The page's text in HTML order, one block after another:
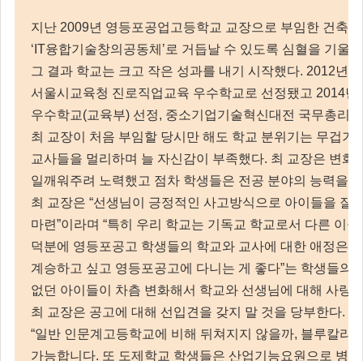
지난 2009년 영등포공업고등학교 교장으로 부임한 건축
‘IT융합기술창의공동체’로 거듭날 수 있도록 심혈을 기
그 결과 학교는 크고 작은 성과를 내기 시작했다. 2012년
서울시교육청 진로직업교육 우수학교로 선정됐고 2014
우수학교(교육부) 선정, 중소기업기술혁신대전 국무총리
최 교장이 처음 부임할 당시만 해도 학교 분위기는 무겁
교사들을 멀리하며 늘 자신감이 부족했다. 최 교장은 변
일깨워주려 노력했고 점차 학생들은 전공 분야의 능력을
최 교장은 “선생님이 긍정적인 사고방식으로 아이들을
마련”이라며 “특히 우리 학교는 기독교 학교로서 다른 이
덕분에 영등포공고 학생들의 학교와 교사에 대한 애정은
계승하고 싶고 영등포공고에 다니는 게 좋다”는 학생들
없던 아이들이 차츰 변화해서 학교와 선생님에 대해 사랑
최 교장은 공고에 대해 선입견을 갖지 말 것을 당부한다.
“일반 인문계고등학교에 비해 뒤쳐지지 않을까, 블루칼
가능합니다. 또 도제학교 학생들은 산업기능요원으로 병